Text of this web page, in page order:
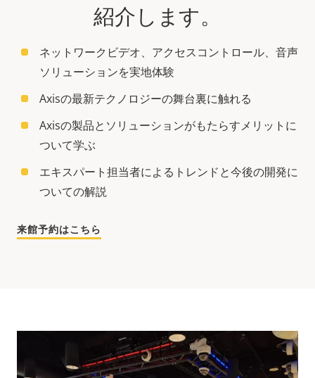
紹介します。
ネットワークビデオ、アクセスコントロール、音声
ソリューションを実地体験
Axisの最新テクノロジーの舞台裏に触れる
Axisの製品とソリューションがもたらすメリットに
ついて学ぶ
エキスパート担当者によるトレンドと今後の開発に
ついての解説
来館予約はこちら